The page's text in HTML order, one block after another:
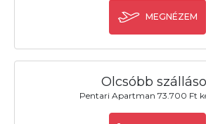
MEGNÉZEM
Olcsóbb
Pentari Apartman 73.700 Ft